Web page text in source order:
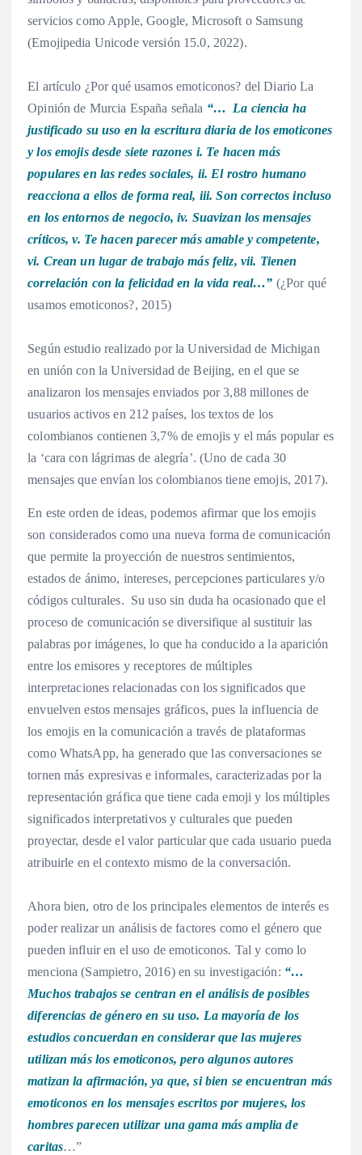
servicios como Apple, Google, Microsoft o Samsung
(Emojipedia Unicode versión 15.0, 2022).
El artículo ¿Por qué usamos emoticonos? del Diario La
Opinión de Murcia España señala “… La ciencia ha
justificado su uso en la escritura diaria de los emoticones
y los emojis desde siete razones i. Te hacen más
populares en las redes sociales, ii. El rostro humano
reacciona a ellos de forma real, iii. Son correctos incluso
en los entornos de negocio, iv. Suavizan los mensajes
críticos, v. Te hacen parecer más amable y competente,
vi. Crean un lugar de trabajo más feliz, vii. Tienen
correlación con la felicidad en la vida real…” (¿Por qué
usamos emoticonos?, 2015)
Según estudio realizado por la Universidad de Michigan
en unión con la Universidad de Beijing, en el que se
analizaron los mensajes enviados por 3,88 millones de
usuarios activos en 212 países, los textos de los
colombianos contienen 3,7% de emojis y el más popular es
la ‘cara con lágrimas de alegría’. (Uno de cada 30
mensajes que envían los colombianos tiene emojis, 2017).
En este orden de ideas, podemos afirmar que los emojis
son considerados como una nueva forma de comunicación
que permite la proyección de nuestros sentimientos,
estados de ánimo, intereses, percepciones particulares y/o
códigos culturales. Su uso sin duda ha ocasionado que el
proceso de comunicación se diversifique al sustituir las
palabras por imágenes, lo que ha conducido a la aparición
entre los emisores y receptores de múltiples
interpretaciones relacionadas con los significados que
envuelven estos mensajes gráficos, pues la influencia de
los emojis en la comunicación a través de plataformas
como WhatsApp, ha generado que las conversaciones se
tornen más expresivas e informales, caracterizadas por la
representación gráfica que tiene cada emoji y los múltiples
significados interpretativos y culturales que pueden
proyectar, desde el valor particular que cada usuario pueda
atribuirle en el contexto mismo de la conversación.
Ahora bien, otro de los principales elementos de interés es
poder realizar un análisis de factores como el género que
pueden influir en el uso de emoticonos. Tal y como lo
menciona (Sampietro, 2016) en su investigación: “…
Muchos trabajos se centran en el análisis de posibles
diferencias de género en su uso. La mayoría de los
estudios concuerdan en considerar que las mujeres
utilizan más los emoticonos, pero algunos autores
matizan la afirmación, ya que, si bien se encuentran más
emoticonos en los mensajes escritos por mujeres, los
hombres parecen utilizar una gama más amplia de
caritas…”